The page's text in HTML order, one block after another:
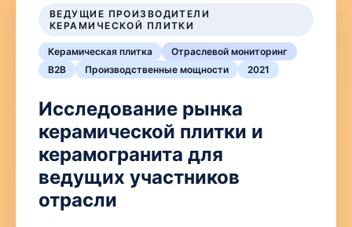
ВЕДУЩИЕ ПРОИЗВОДИТЕЛИ
КЕРАМИЧЕСКОЙ ПЛИТКИ
Керамическая плитка
Отраслевой мониторинг
B2B
Производственные мощности 2021
Исследование рынка
керамической плитки и
керамогранита для
ведущих участников
отрасли